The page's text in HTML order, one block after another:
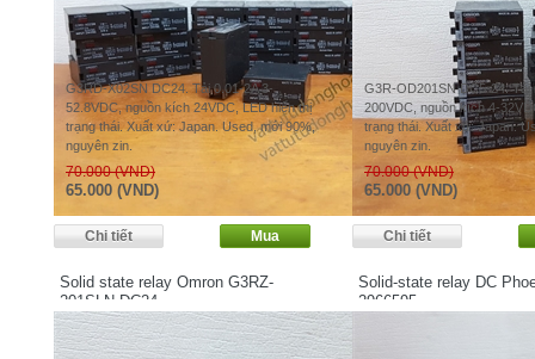
G3RD-X02SN DC24. Tải 0.01-2A 3-
52.8VDC, nguồn kích 24VDC, LED hiển thị
trạng thái. Xuất xứ: Japan. Used, mới 90%,
nguyên zin.
70.000 (VND)
65.000 (VND)
G3R-OD201SN DC5-24. Tải
200VDC, nguồn kích 4-
trạng thái. Xuất xứ: Japan.
nguyên zin.
70.000 (VND)
65.000 (VND)
Solid state relay Omron G3RZ-
201SLN DC24
Solid-state relay DC
2966595